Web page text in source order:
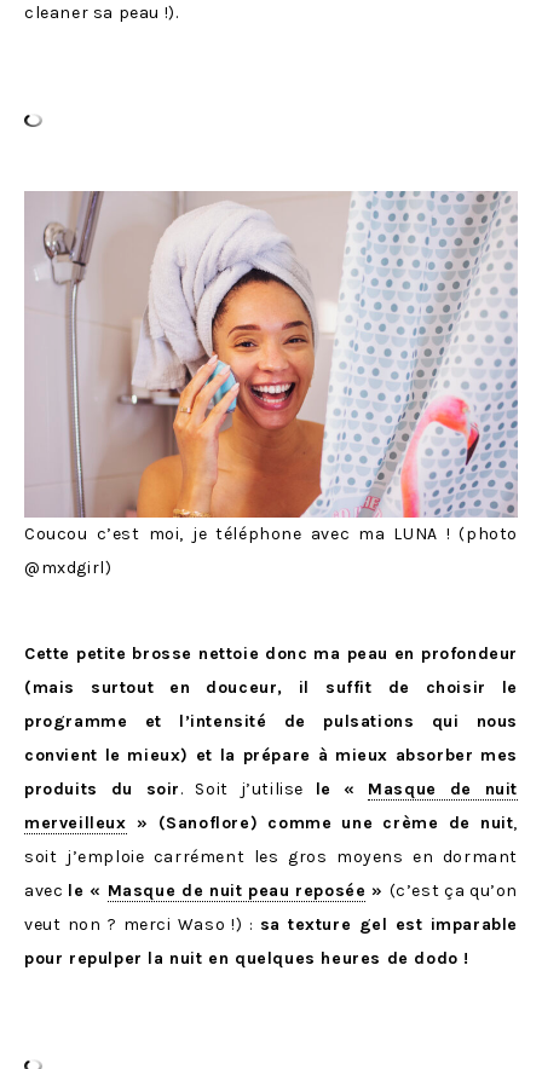
cleaner sa peau !).
Coucou c’est moi, je téléphone avec ma LUNA ! (photo
@mxdgirl)
Cette petite brosse nettoie donc ma peau en profondeur
(mais surtout en douceur, il suffit de choisir le
programme et l’intensité de pulsations qui nous
convient le mieux) et la prépare à mieux absorber mes
produits du soir. Soit j’utilise le « Masque de nuit
merveilleux » (Sanoflore) comme une crème de nuit,
soit j’emploie carrément les gros moyens en dormant
avec le « Masque de nuit peau reposée » (c’est ça qu’on
veut non ? merci Waso !) : sa texture gel est imparable
pour repulper la nuit en quelques heures de dodo !